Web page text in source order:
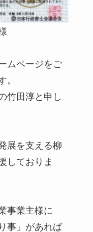
ムページをご
。
竹田淳と申し
展を支える柳
しておりま
事業主様に
事」があれば